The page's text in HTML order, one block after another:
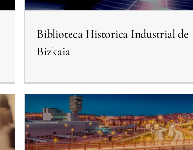
Biblioteca Historica Industrial de
Bizkaia